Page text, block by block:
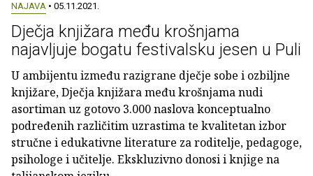
NAJAVA • 05.11.2021.
Dječja knjižara među krošnjama
najavljuje bogatu festivalsku jesen u Puli
U ambijentu između razigrane dječje sobe i ozbiljne
knjižare, Dječja knjižara među krošnjama nudi
asortiman uz gotovo 3.000 naslova konceptualno
podređenih različitim uzrastima te kvalitetan izbor
stručne i edukativne literature za roditelje, pedagoge,
psihologe i učitelje. Ekskluzivno donosi i knjige na